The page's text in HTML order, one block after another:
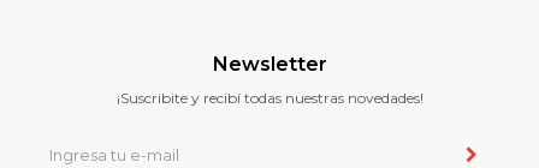
Newsletter
¡Suscribite y recibí todas nuestras novedades!